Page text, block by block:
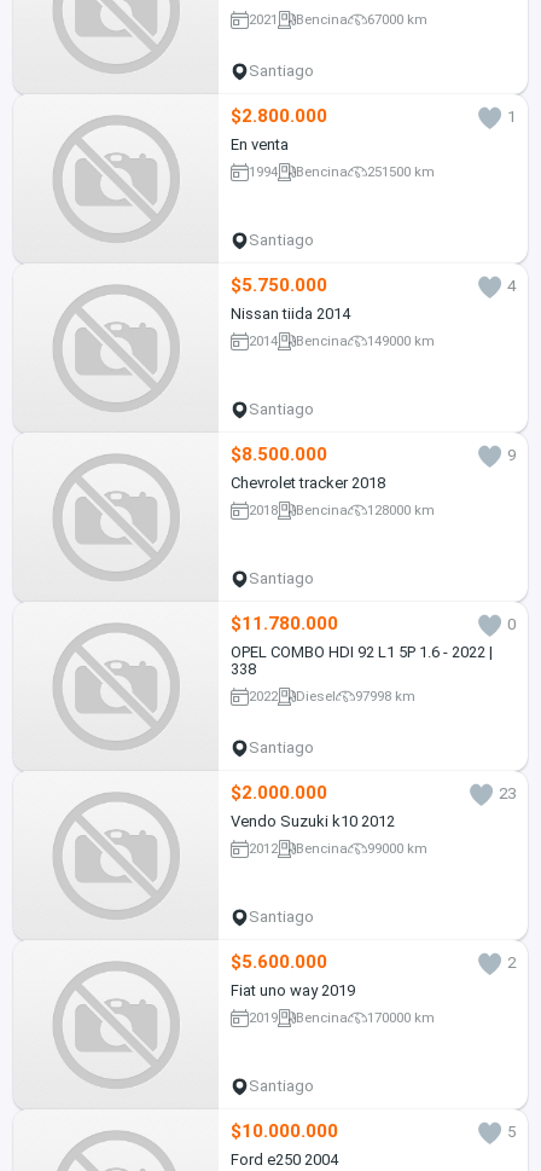
2021 Bencina 67000 km
Santiago
$2.800.000
1
En venta
1994 Bencina 251500 km
Santiago
$5.750.000
4
Nissan tiida 2014
2014 Bencina 149000 km
Santiago
$8.500.000
9
Chevrolet tracker 2018
2018 Bencina 128000 km
Santiago
$11.780.000
0
OPEL COMBO HDI 92 L1 5P 1.6 - 2022 |
338
2022 Diesel 97998 km
Santiago
$2.000.000
23
Vendo Suzuki k10 2012
2012 Bencina 99000 km
Santiago
$5.600.000
2
Fiat uno way 2019
2019 Bencina 170000 km
Santiago
$10.000.000
5
Ford e250 2004